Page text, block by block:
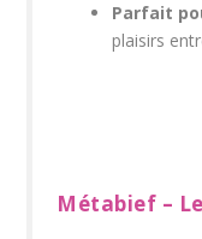
Parfait
plaisirs
Métabief –